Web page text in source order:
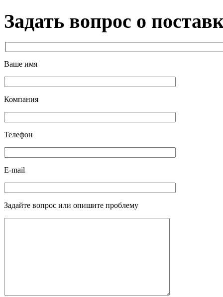
Задать вопрос о
Ваше имя
Компания
Телефон
E-mail
Задайте вопрос или опишите проблему